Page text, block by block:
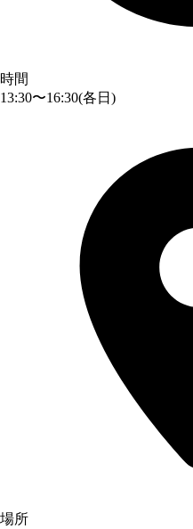
時間
13:30〜16:30(各日)
場所